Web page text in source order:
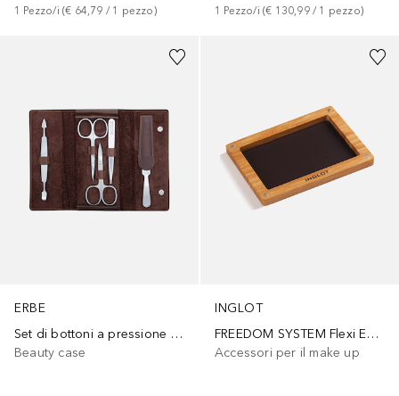
1 Pezzo/i (€ 64,79 / 1 pezzo) 1 Pezzo/i (€ 130,99 / 1 pezzo)
ERBE
Set di bottoni a pressione serie 'Antique' 5 pz.
Beauty case
INGLOT
FREEDOM SYSTEM Flexi Eco Palette [6]
Accessori per il make up